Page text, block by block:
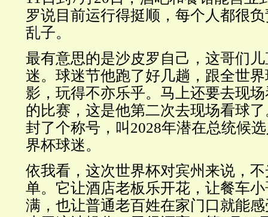
罗说目前运行得挺顺，每个人都很
乱子。
最有意思的是沙皮罗自己，这哥们
迷。球迷节他跑了好几趟，跟全世
影，玩得不亦乐乎。马上还要去现
的比赛，这是他第二次去现场看球
封了个称号，叫2028年潜在总统候
界杯球迷。
依我看，这次世界杯对宾州来说，
单。它让酒店老板乐开花，让餐车
满，也让普通老百姓在家门口就能